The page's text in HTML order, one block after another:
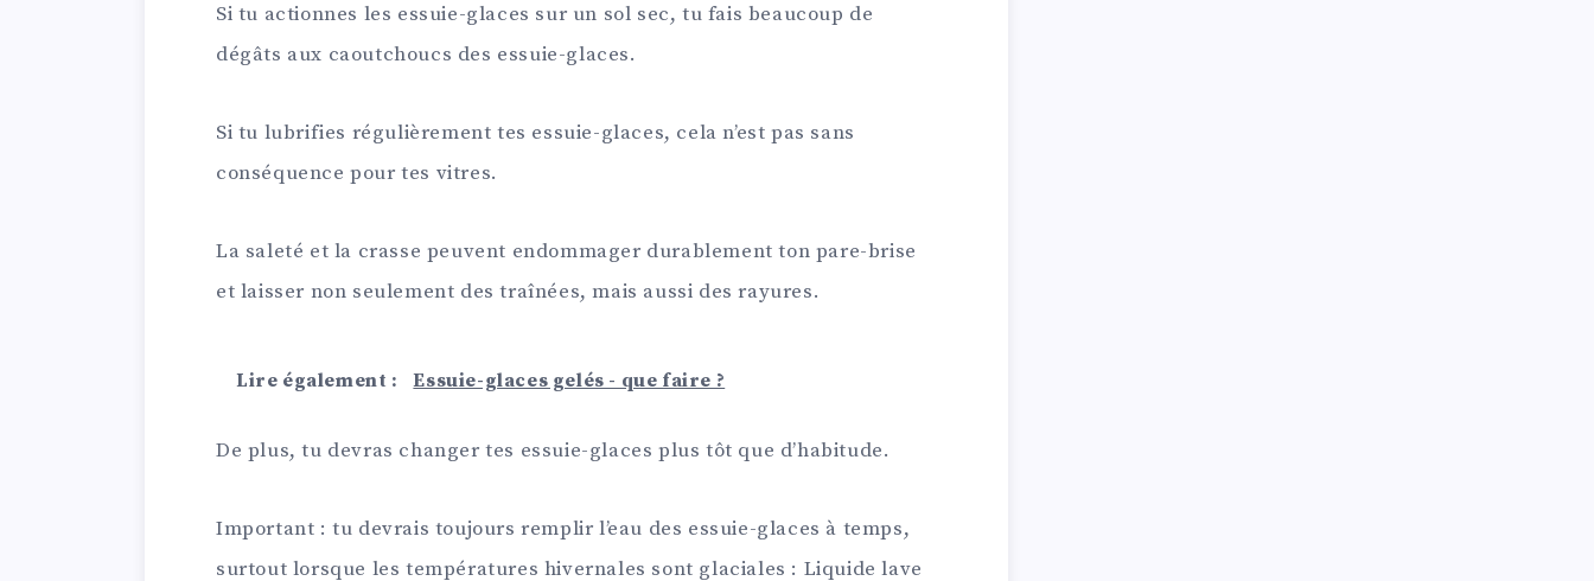
Si tu actionnes les essuie-glaces sur un sol sec, tu fais beaucoup de
dégâts aux caoutchoucs des essuie-glaces.
Si tu lubrifies régulièrement tes essuie-glaces, cela n’est pas sans
conséquence pour tes vitres.
La saleté et la crasse peuvent endommager durablement ton pare-brise
et laisser non seulement des traînées, mais aussi des rayures.
Lire également : Essuie-glaces gelés - que faire ?
De plus, tu devras changer tes essuie-glaces plus tôt que d’habitude.
Important : tu devrais toujours remplir l’eau des essuie-glaces à temps,
surtout lorsque les températures hivernales sont glaciales : Liquide lave